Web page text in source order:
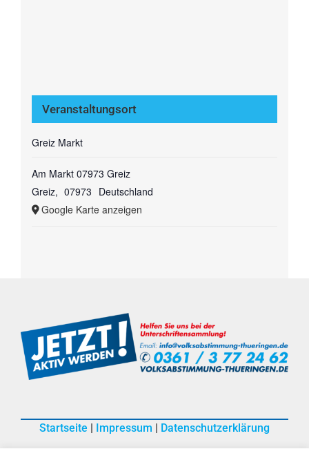
Veranstaltungsort
Greiz Markt
Am Markt 07973 Greiz
Greiz, 07973 Deutschland
Google Karte anzeigen
Startseite | Impressum | Datenschutzerklärung